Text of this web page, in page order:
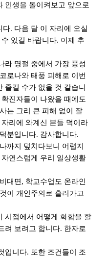
인생을 돌이켜보고 앞으로
다. 다음 달 이 자리에 오실
있길 바랍니다. 이제 추
라 명절 중에서 가장 풍성
로나와 태풍 피해로 이번
즐길 수가 없을 것 같습니
진자들이 나왔을 때에도
는 그리 큰 피해 없이 잘
자리에 와계신 분들 덕이라
분입니다. 감사합니다.
까지 덮치다보니 어렵지
자연스럽게 우리 일상생활
대면 , 학교수업도 온라인
이 개인주의로 흘러가고
시점에서 어떻게 화합을 할
려 보려고 합니다. 한자로
입니다. 또한 조건들이 조